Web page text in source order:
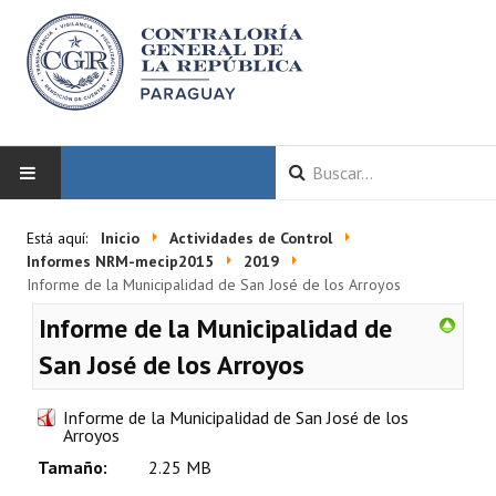
LA CGR
Autoridades
Misión y Visión
Marco Normativo
Organigrama
Está aquí: Inicio
Actividades de Control
Informes NRM-mecip2015
2019
Informe de la Municipalidad de San José de los Arroyos
Informe de la Municipalidad de
San José de los Arroyos
Informe de la Municipalidad de San José de los
Arroyos
Tamaño:
2.25 MB